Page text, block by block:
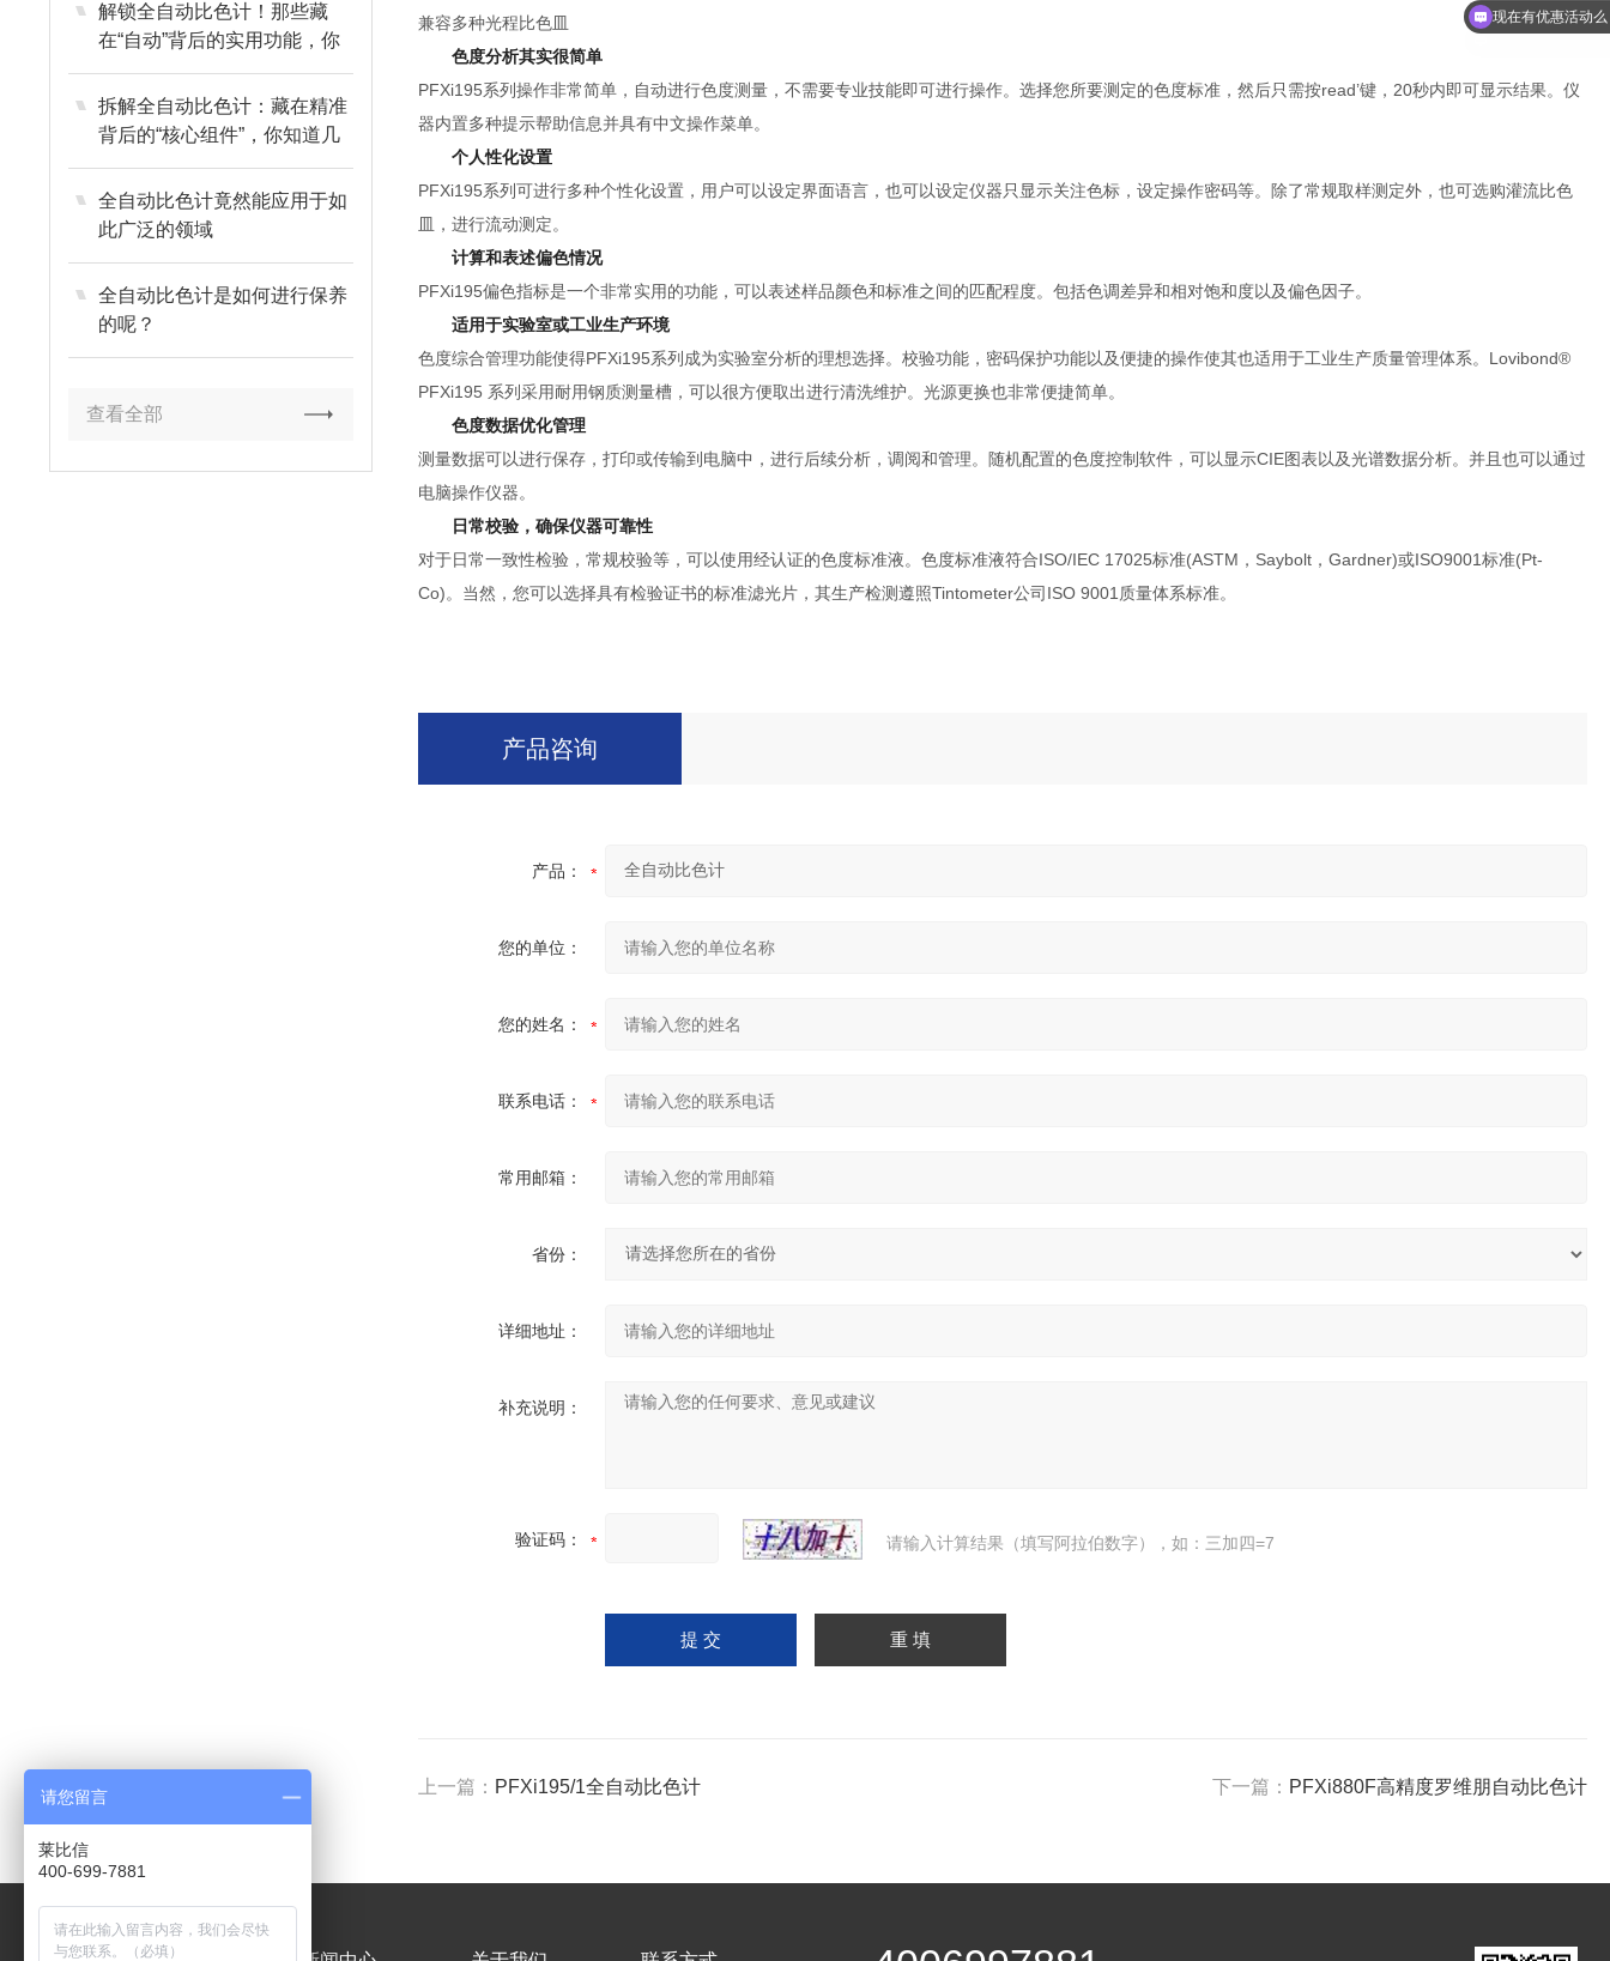
解锁全自动比色计！那些藏
在“自动”背后的实用功能，你
了解多少？
拆解全自动比色计：藏在精准
背后的“核心组件”，你知道几
个？
全自动比色计竟然能应用于如
此广泛的领域
全自动比色计是如何进行保养
的呢？
查看全部
兼容多种光程比色皿
色度分析其实很简单
PFXi195系列操作非常简单，自动进行色度测量，不需要专业技能即可进行操作。选择您所要测定的色度标准，然后只需按read’键，20秒内即可显示结果。仪
器内置多种提示帮助信息并具有中文操作菜单。
个人性化设置
PFXi195系列可进行多种个性化设置，用户可以设定界面语言，也可以设定仪器只显示关注色标，设定操作密码等。除了常规取样测定外，也可选购灌流比色
皿，进行流动测定。
计算和表述偏色情况
PFXi195偏色指标是一个非常实用的功能，可以表述样品颜色和标准之间的匹配程度。包括色调差异和相对饱和度以及偏色因子。
适用于实验室或工业生产环境
色度综合管理功能使得PFXi195系列成为实验室分析的理想选择。校验功能，密码保护功能以及便捷的操作使其也适用于工业生产质量管理体系。Lovibond®
PFXi195 系列采用耐用钢质测量槽，可以很方便取出进行清洗维护。光源更换也非常便捷简单。
色度数据优化管理
测量数据可以进行保存，打印或传输到电脑中，进行后续分析，调阅和管理。随机配置的色度控制软件，可以显示CIE图表以及光谱数据分析。并且也可以通过
电脑操作仪器。
日常校验，确保仪器可靠性
对于日常一致性检验，常规校验等，可以使用经认证的色度标准液。色度标准液符合ISO/IEC 17025标准(ASTM，Saybolt，Gardner)或ISO9001标准(Pt-
Co)。当然，您可以选择具有检验证书的标准滤光片，其生产检测遵照Tintometer公司ISO 9001质量体系标准。
产品咨询
产品：
您的单位：
您的姓名：
联系电话：
常用邮箱：
省份：
详细地址：
补充说明：
验证码： 请输入计算结果（填写阿拉伯数字），如：三加四=7
上一篇： PFXi195/1全自动比色计 下一篇： PFXi880F高精度罗维朋自动比色计
现在有优惠活动
请您留言
莱比信
400-699-7881